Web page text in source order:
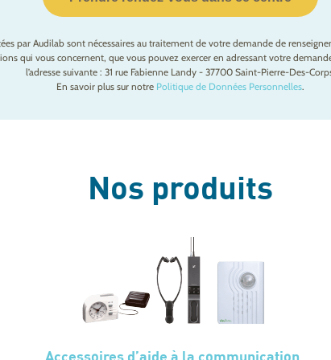
par Audilab sont nécessaires au traitement de votre demande de
qui vous concernent, que vous pouvez exercer en adressant votre
l’adresse suivante : 31 rue Fabienne Landy - 37700 Saint-Pierre-Des-
En savoir plus sur notre Politique de Données Personnelles.
Nos produits